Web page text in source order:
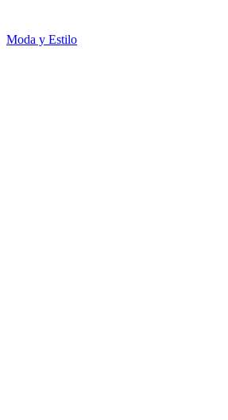
Moda y Estilo